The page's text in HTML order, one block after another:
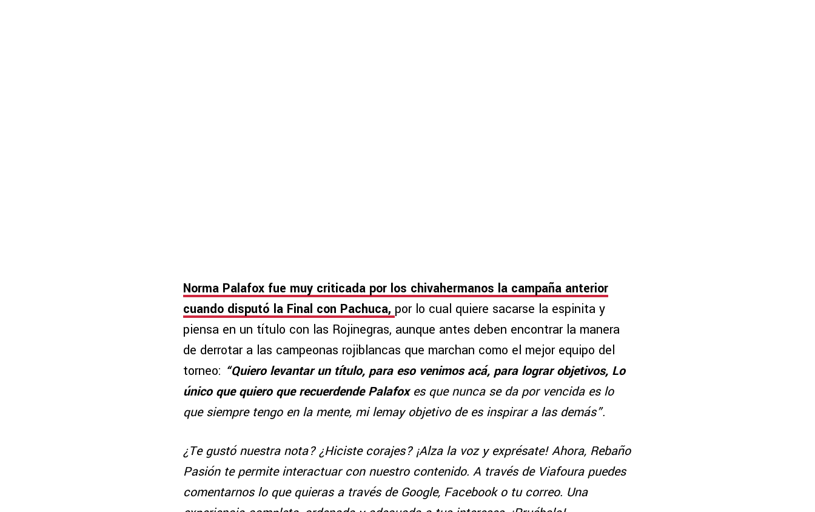
Norma Palafox fue muy criticada por los chivahermanos la campaña anterior
cuando disputó la Final con Pachuca, por lo cual quiere sacarse la espinita y
piensa en un título con las Rojinegras, aunque antes deben encontrar la manera
de derrotar a las campeonas rojiblancas que marchan como el mejor equipo del
torneo: “Quiero levantar un título, para eso venimos acá, para lograr objetivos, Lo
único que quiero que recuerdende Palafoxes que nunca se da por vencida es lo
que siempre tengo en la mente, mi lemay objetivo de es inspirar a las demás”.
¿Te gustó nuestra nota? ¿Hiciste corajes? ¡Alza la voz y exprésate! Ahora, Rebaño
Pasión te permite interactuar con nuestro contenido. A través de Viafoura puedes
comentarnos lo que quieras a través de Google, Facebook o tu correo. Una